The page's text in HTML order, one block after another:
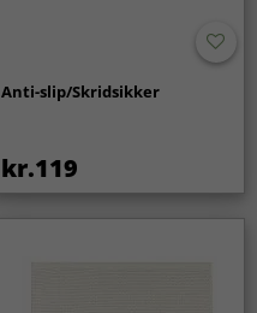
Anti-slip/Skridsikker
kr.119